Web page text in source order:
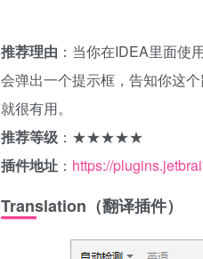
推荐理由 ：当你在IDEA里面使
会弹出一个提示框，告知你这
就很有用。
推荐等级 ：★★★★★
插件地址 ： https://
Translation（翻译插件）